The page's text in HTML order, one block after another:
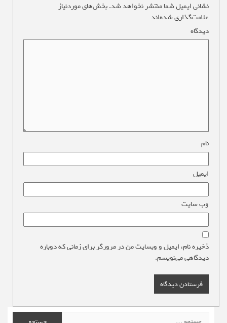
نشانی ایمیل شما منتشر نخواهد شد.بخش‌های موردنیاز
علامت‌گذاری شده‌اند
دیدگاه
نام
ایمیل
وب‌ سایت
ذخیره نام، ایمیل و وبسایت من در مرورگر برای زمانی که دوباره
دیدگاهی می‌نویسم.